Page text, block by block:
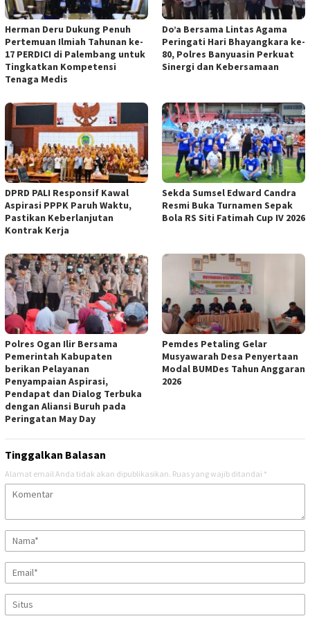
Herman Deru Dukung Penuh
Pertemuan Ilmiah Tahunan ke-
17 PERDICI di Palembang untuk
Tingkatkan Kompetensi
Tenaga Medis
Do’a Bersama Lintas Agama
Peringati Hari Bhayangkara ke-
80, Polres Banyuasin Perkuat
Sinergi dan Kebersamaan
DPRD PALI Responsif Kawal
Aspirasi PPPK Paruh Waktu,
Pastikan Keberlanjutan
Kontrak Kerja
Sekda Sumsel Edward Candra
Resmi Buka Turnamen Sepak
Bola RS Siti Fatimah Cup IV 2026
Polres Ogan Ilir Bersama
Pemerintah Kabupaten
berikan Pelayanan
Penyampaian Aspirasi,
Pendapat dan Dialog Terbuka
dengan Aliansi Buruh pada
Peringatan May Day
Pemdes Petaling Gelar
Musyawarah Desa Penyertaan
Modal BUMDes Tahun Anggaran
2026
Tinggalkan Balasan
Alamat email Anda tidak akan dipublikasikan. Ruas yang wajib ditandai *